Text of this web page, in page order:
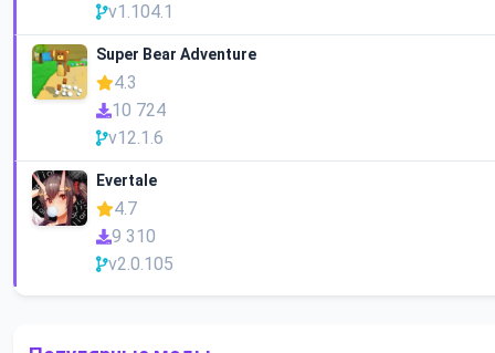
v1.104.1
Super Bear Adventure
4.3
10 724
v12.1.6
Evertale
4.7
9 310
v2.0.105